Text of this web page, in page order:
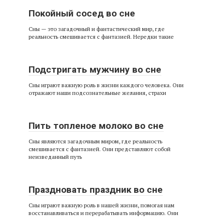
Покойный сосед во сне
Сны — это загадочный и фантастический мир, где
реальность смешивается с фантазией. Нередки такие
Подстригать мужчину во сне
Сны играют важную роль в жизни каждого человека. Они
отражают наши подсознательные желания, страхи
Пить топленое молоко во сне
Сны являются загадочным миром, где реальность
смешивается с фантазией. Они представляют собой
неизведанный путь
Праздновать праздник во сне
Сны играют важную роль в нашей жизни, помогая нам
восстанавливаться и перерабатывать информацию. Они